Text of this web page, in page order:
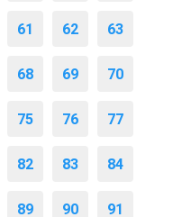
61 62 63
68 69 70
75 76 77
82 83 84
89 90 91